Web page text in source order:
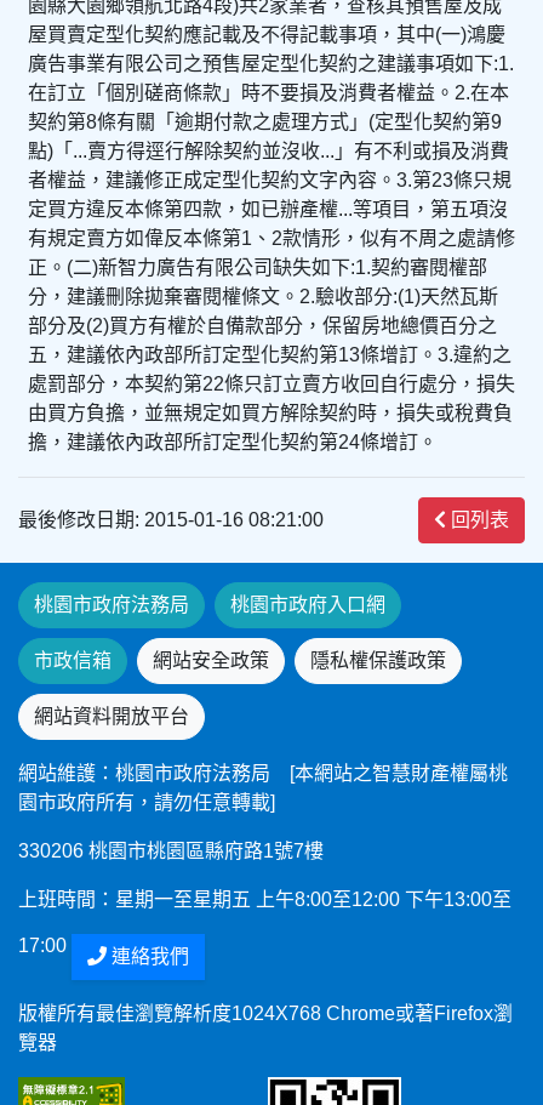
園縣大園鄉領航北路4段)共2家業者，查核其預售屋及成
屋買賣定型化契約應記載及不得記載事項，其中(一)鴻慶
廣告事業有限公司之預售屋定型化契約之建議事項如下:1.
在訂立「個別磋商條款」時不要損及消費者權益。2.在本
契約第8條有關「逾期付款之處理方式」(定型化契約第9
點)「...賣方得逕行解除契約並沒收...」有不利或損及消費
者權益，建議修正成定型化契約文字內容。3.第23條只規
定買方違反本條第四款，如已辦產權...等項目，第五項沒
有規定賣方如偉反本條第1、2款情形，似有不周之處請修
正。(二)新智力廣告有限公司缺失如下:1.契約審閱權部
分，建議刪除拋棄審閱權條文。2.驗收部分:(1)天然瓦斯
部分及(2)買方有權於自備款部分，保留房地總價百分之
五，建議依內政部所訂定型化契約第13條增訂。3.違約之
處罰部分，本契約第22條只訂立賣方收回自行處分，損失
由買方負擔，並無規定如買方解除契約時，損失或稅費負
擔，建議依內政部所訂定型化契約第24條增訂。
最後修改日期: 2015-01-16 08:21:00 回列表
桃園市政府法務局 桃園市政府入口網
市政信箱 網站安全政策 隱私權保護政策
網站資料開放平台
網站維護：桃園市政府法務局 [本網站之智慧財產權屬桃
園市政府所有，請勿任意轉載]
330206 桃園市桃園區縣府路1號7樓
上班時間：星期一至星期五 上午8:00至12:00 下午13:00至
17:00
連絡我們
版權所有最佳瀏覽解析度1024X768 Chrome或著Firefox瀏
覽器